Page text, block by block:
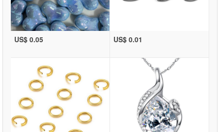
US$ 0.05 US$ 0.01